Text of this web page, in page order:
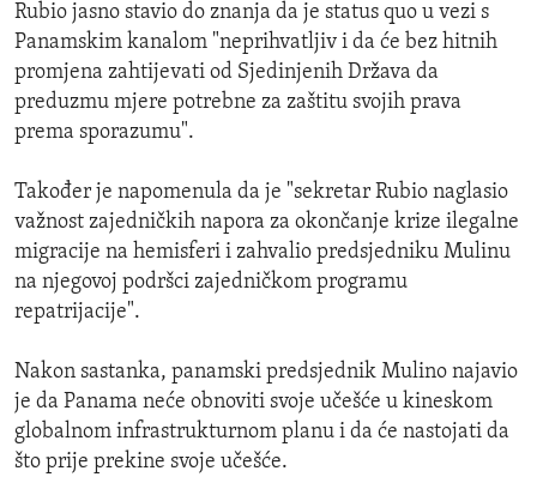
Rubio jasno stavio do znanja da je status quo u vezi s
Panamskim kanalom "neprihvatljiv i da će bez hitnih
promjena zahtijevati od Sjedinjenih Država da
preduzmu mjere potrebne za zaštitu svojih prava
prema sporazumu".
Također je napomenula da je "sekretar Rubio naglasio
važnost zajedničkih napora za okončanje krize ilegalne
migracije na hemisferi i zahvalio predsjedniku Mulinu
na njegovoj podršci zajedničkom programu
repatrijacije".
Nakon sastanka, panamski predsjednik Mulino najavio
je da Panama neće obnoviti svoje učešće u kineskom
globalnom infrastrukturnom planu i da će nastojati da
što prije prekine svoje učešće.